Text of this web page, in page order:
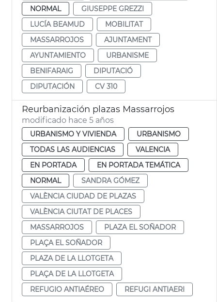
NORMAL
GIUSEPPE GREZZI
LUCÍA BEAMUD
MOBILITAT
MASSARROJOS
AJUNTAMENT
AYUNTAMIENTO
URBANISME
BENIFARAIG
DIPUTACIÓ
DIPUTACIÓN
CV 310
Reurbanización plazas Massarrojos
modificado hace 5 años
URBANISMO Y VIVIENDA
URBANISMO
TODAS LAS AUDIENCIAS
VALENCIA
EN PORTADA
EN PORTADA TEMÁTICA
NORMAL
SANDRA GÓMEZ
VALÈNCIA CIUDAD DE PLAZAS
VALÈNCIA CIUTAT DE PLACES
MASSARROJOS
PLAZA EL SOÑADOR
PLAÇA EL SOÑADOR
PLAZA DE LA LLOTGETA
PLAÇA DE LA LLOTGETA
REFUGIO ANTIAÉREO
REFUGI ANTIAERI